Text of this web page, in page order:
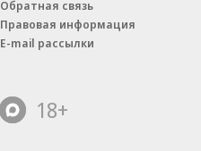
Обратная связь
Правовая информация
E-mail рассылки
18+